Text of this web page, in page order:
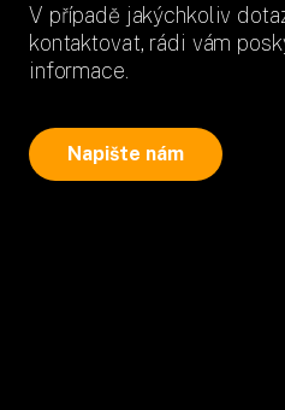
V případě jakýchkoliv
kontaktovat, rádi vám
informace.
Napište nám